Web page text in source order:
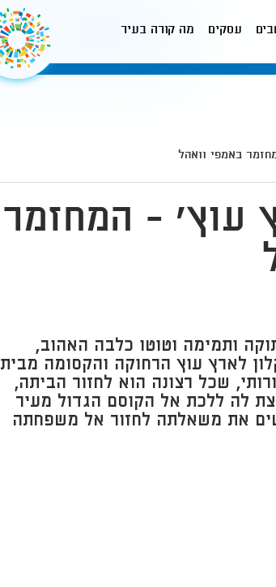
עסקים מה קורה בעיר
באמפי וואהל
עוץ' - המחזמר
ותמימה וטוטו כלבה האהוב,
לארץ עוץ הרחוקה והקסומה מבית
שכל רצונה הוא לחזור הביתה,
לה ללכת אל הקוסם הגדול מעיר
את משאלתה לחזור אל משפחתה